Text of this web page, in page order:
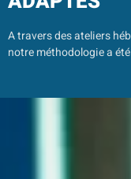
A travers des ateliers
notre méthodologie a